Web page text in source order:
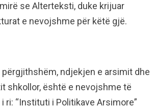
se Alterteksti, duke krijuar
e nevojshme për këtë gjë.
përgjithshëm, ndjekjen e arsimit dhe
shkollor, është e nevojshme të
ri: “Instituti i Politikave Arsimore”